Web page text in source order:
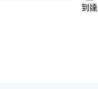
到達